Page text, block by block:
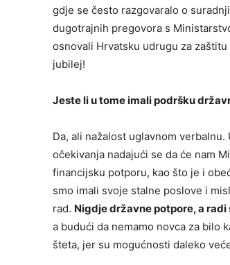
gdje se često razgovaralo o
dugotrajnih pregovora s
osnovali Hrvatsku udrugu za
jubilej!
Jeste li u tome imali podršku
Da, ali nažalost uglavnom
očekivanja nadajući se da će nam
financijsku potporu, kao što je i
smo imali svoje stalne poslove i
rad. Nigdje državne potpore, a
a budući da nemamo novca za bilo
šteta, jer su mogućnosti daleko